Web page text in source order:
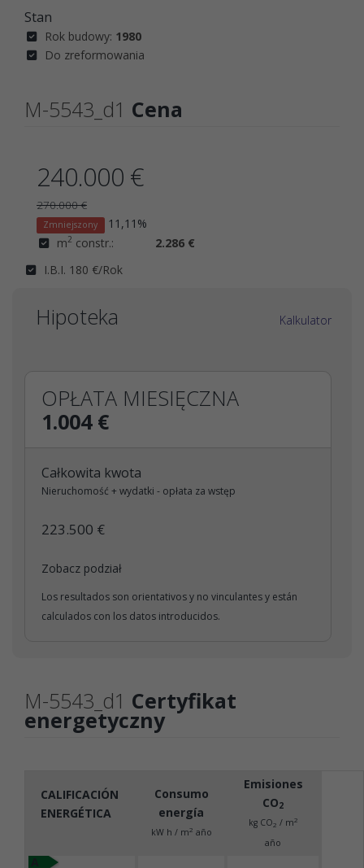
Stan
Rok budowy: 1980
Do zreformowania
M-5543_d1 Cena
240.000 €
270.000 €
Zmniejszony
11,11%
m2 constr.:
2.286 €
I.B.I. 180 €/Rok
Hipoteka Kalkulator
OPŁATA MIESIĘCZNA
1.004 €
Całkowita kwota
Nieruchomość + wydatki - opłata za wstęp
223.500 €
Zobacz podział
Los resultados son orientativos y no vinculantes y están
calculados con los datos introducidos.
M-5543_d1 Certyfikat
energetyczny
CALIFICACIÓN
ENERGÉTICA
Consumo
energía
kW h / m2 año
Emisiones
CO2
kg CO2 / m2
año